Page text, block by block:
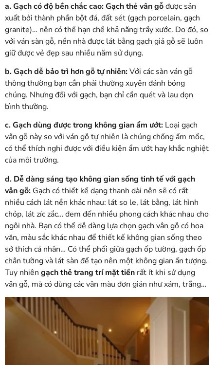
a. Gạch có độ bền chắc cao:Gạch thẻ vân gỗđược sản
xuất bởi thành phần bột đá, đất sét (gạch porcelain, gạch
granite)… nên có thể hạn chế khả năng trầy xước. Do đó, so
với ván sàn gỗ, nền nhà được lát bằng gạch giả gỗ sẽ luôn
giữ được vẻ đẹp sau nhiều năm sử dụng.
b. Gạch dễ bảo trì hơn gỗ tự nhiên:Với các sàn ván gỗ
thông thường bạn cần phải thường xuyên đánh bóng
chúng. Nhưng đối với gạch, bạn chỉ cần quét và lau dọn
bình thường.
c. Gạch dùng được trong không gian ẩm ướt: Loại gạch
vân gỗ này so với ván gỗ tự nhiên là chúng chống ẩm mốc,
có thể thích nghi được với điều kiện ẩm ướt hay khắc nghiệt
của môi trường.
d. Dễ dàng sáng tạo không gian sống tinh tế với gạch
vân gỗ: Gạch có thiết kế dạng thanh dài nên sẽ có rất
nhiều cách lát nền khác nhau: lát so le, lát bằng, lát hình
chóp, lát zíc zắc… đem đến nhiều phong cách khác nhau cho
ngôi nhà. Bạn có thể dễ dàng lựa chọn gạch vân gỗ có hoa
văn, màu sắc khác nhau để thiết kế không gian sống theo
sở thích cá nhân… Có thể phối giữa gạch ốp tường, gạch ốp
chân tường và lát sàn để tạo nên một không gian ấn tượng.
Tuy nhiên gạch thẻ trang trí mặt tiền rất ít khi sử dụng
vân gỗ, mà có dùng các vân màu đơn giản như xám, trắng…